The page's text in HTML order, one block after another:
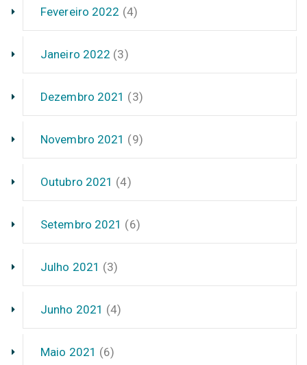
Fevereiro 2022 (4)
Janeiro 2022 (3)
Dezembro 2021 (3)
Novembro 2021 (9)
Outubro 2021 (4)
Setembro 2021 (6)
Julho 2021 (3)
Junho 2021 (4)
Maio 2021 (6)